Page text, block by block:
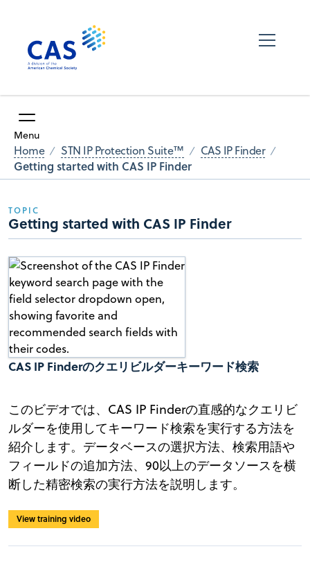
Menu
Home STN IP Protection Suite™ CAS IP Finder
Getting started with CAS IP Finder
TOPIC
Getting started with CAS IP Finder
CAS IP Finderのクエリビルダーキーワード検索
このビデオでは、CAS IP Finderの直感的なクエリビ
ルダーを使用してキーワード検索を実行する方法を
紹介します。データベースの選択方法、検索用語や
フィールドの追加方法、90以上のデータソースを横
断した精密検索の実行方法を説明します。
View training video